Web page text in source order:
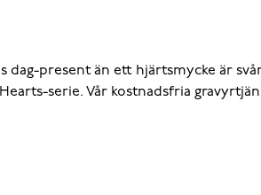
dag-present än ett hjärtsmycke är
serie. Vår kostnadsfria